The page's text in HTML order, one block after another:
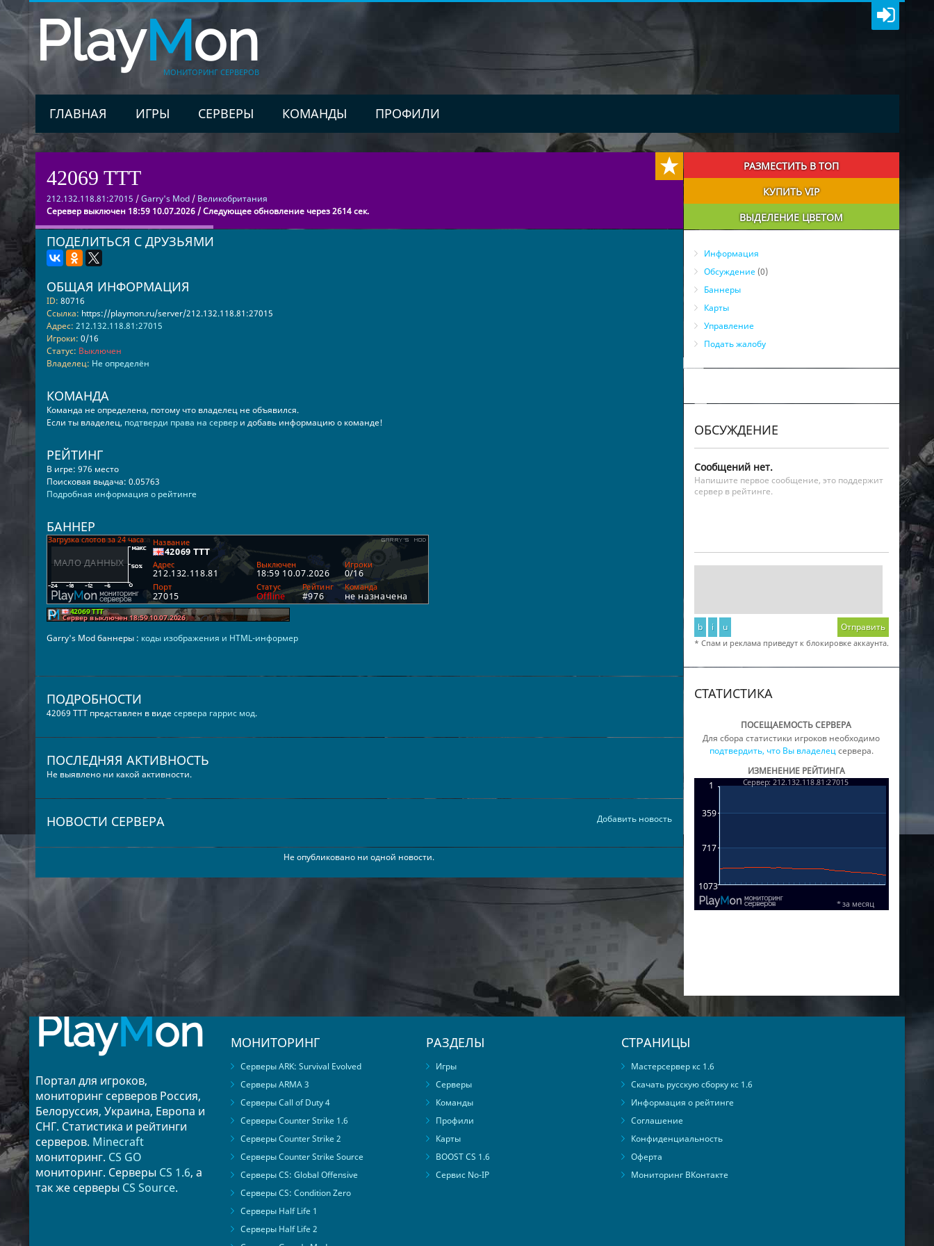
PlayMon
МОНИТОРИНГ СЕРВЕРОВ
ГЛАВНАЯ ИГРЫ СЕРВЕРЫ КОМАНДЫ ПРОФИЛИ
42069 TTT
212.132.118.81:27015 /Garry's Mod/ Великобритания
Серевер выключен 18:59 10.07.2026 / Следующее обновление через 2614 сек.
ПОДЕЛИТЬСЯ С ДРУЗЬЯМИ
ОБЩАЯ ИНФОРМАЦИЯ
ID: 80716
Ссылка: https://playmon.ru/server/212.132.118.81:27015
Адрес: 212.132.118.81:27015
Игроки: 0/16
Статус: Выключен
Владелец: Не определён
КОМАНДА
Команда не определена, потому что владелец не объявился.
Если ты владелец, подтверди права на сервери добавь информацию о команде!
РЕЙТИНГ
В игре: 976 место
Поисковая выдача: 0.05763
Подробная информация о рейтинге
БАННЕР
Garry's Mod баннеры : коды изображения и HTML-информер
ПОДРОБНОСТИ
42069 TTT представлен в видесервера гаррис мод.
ПОСЛЕДНЯЯ АКТИВНОСТЬ
Не выявлено ни какой активности.
Добавить новость
НОВОСТИ СЕРВЕРА
Не опубликовано ни одной новости.
РАЗМЕСТИТЬ В ТОП
КУПИТЬ VIP
ВЫДЕЛЕНИЕ ЦВЕТОМ
Информация
Обсуждение(0)
Баннеры
Карты
Управление
Подать жалобу
ОБСУЖДЕНИЕ
Сообщений нет.
Напишите первое сообщение, это поддержит
сервер в рейтинге.
b i u Отправить
* Спам и реклама приведут к блокировке аккаунта.
СТАТИСТИКА
ПОСЕЩАЕМОСТЬ СЕРВЕРА
Для сбора статистики игроков необходимо
подтвердить, что Вы владелецсервера.
ИЗМЕНЕНИЕ РЕЙТИНГА
PlayMon
Портал для игроков,
мониторинг серверов Россия,
Белоруссия, Украина, Европа и
СНГ. Статистика и рейтинги
серверов. Minecraft
мониторинг. CS GO
мониторинг. Серверы CS 1.6, а
так же серверы CS Source.
МОНИТОРИНГ
Серверы ARK: Survival Evolved
Серверы ARMA 3
Серверы Call of Duty 4
Серверы Counter Strike 1.6
Серверы Counter Strike 2
Серверы Counter Strike Source
Серверы CS: Global Offensive
Серверы CS: Condition Zero
Серверы Half Life 1
Серверы Half Life 2
РАЗДЕЛЫ
Игры
Серверы
Команды
Профили
Карты
BOOST CS 1.6
Сервис No-IP
СТРАНИЦЫ
Мастерсервер кс 1.6
Скачать русскую сборку кс 1.6
Информация о рейтинге
Соглашение
Конфиденциальность
Оферта
Мониторинг ВКонтакте